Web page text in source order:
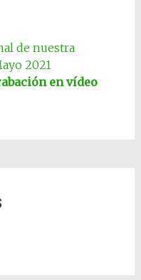
de nuestra
2021
en vídeo